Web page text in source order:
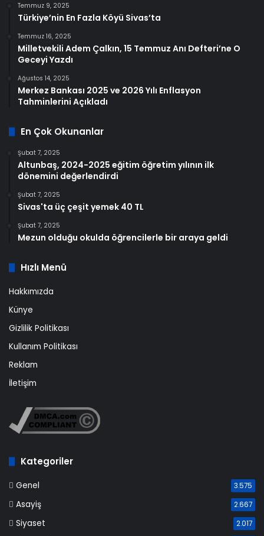
Temmuz 9, 2025
Türkiye’nin En Fazla Köyü Sivas’ta
Temmuz 16, 2025
Milletvekili Adem Çalkın, 15 Temmuz Anı Defteri’ne O
Geceyi Yazdı
Ağustos 14, 2025
Merkez Bankası 2025 ve 2026 Yılı Enflasyon
Tahminlerini Açıkladı
En Çok Okunanlar
Şubat 7, 2025
Altunbaş, 2024-2025 eğitim öğretim yılının ilk
dönemini değerlendirdi
Şubat 7, 2025
Sivas'ta üç çeşit yemek 40 TL
Şubat 7, 2025
Mezun olduğu okulda öğrencilerle bir araya geldi
Hızlı Menü
Hakkımızda
Künye
Gizlilik Politikası
Kullanım Politikası
Reklam
İletişim
Kategoriler
Genel 3.575
Asayiş 2.667
Siyaset 2.017